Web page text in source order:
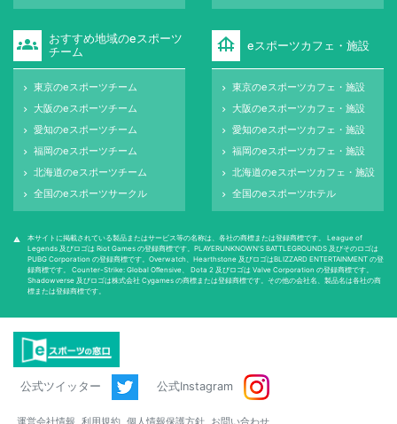
groups
おすすめ地域のeスポーツ
チーム
keyboard_arrow_right 東京のeスポーツチーム
keyboard_arrow_right 大阪のeスポーツチーム
keyboard_arrow_right 愛知のeスポーツチーム
keyboard_arrow_right 福岡のeスポーツチーム
keyboard_arrow_right 北海道のeスポーツチーム
keyboard_arrow_right 全国のeスポーツサークル
foundation eスポーツカフェ・施設
keyboard_arrow_right 東京のeスポーツカフェ・施設
keyboard_arrow_right 大阪のeスポーツカフェ・施設
keyboard_arrow_right 愛知のeスポーツカフェ・施設
keyboard_arrow_right 福岡のeスポーツカフェ・施設
keyboard_arrow_right 北海道のeスポーツカフェ・施設
keyboard_arrow_right 全国のeスポーツホテル
warning
本サイトに掲載されている製品またはサービス等の名称は、各社の商標または登録商標です。 League of
Legends 及びロゴは Riot Games の登録商標です。PLAYERUNKNOWN'S BATTLEGROUNDS 及びそのロゴは
PUBG Corporation の登録商標です。Overwatch、Hearthstone 及びロゴはBLIZZARD ENTERTAINMENT の登
録商標です。 Counter-Strike: Global Oﬀensive、 Dota 2 及びロゴは Valve Corporation の登録商標です。
Shadowverse 及びロゴは株式会社 Cygames の商標または登録商標です。その他の会社名、製品名は各社の商
標または登録商標です。
公式ツイッター 公式Instagram
運営会社情報 利用規約 個人情報保護方針 お問い合わせ